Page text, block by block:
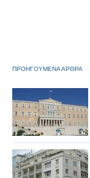
ΠΡΟΗΓΟΥΜΕΝΑ ΑΡΘΡΑ